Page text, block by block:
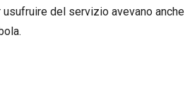
del servizio avevano anche